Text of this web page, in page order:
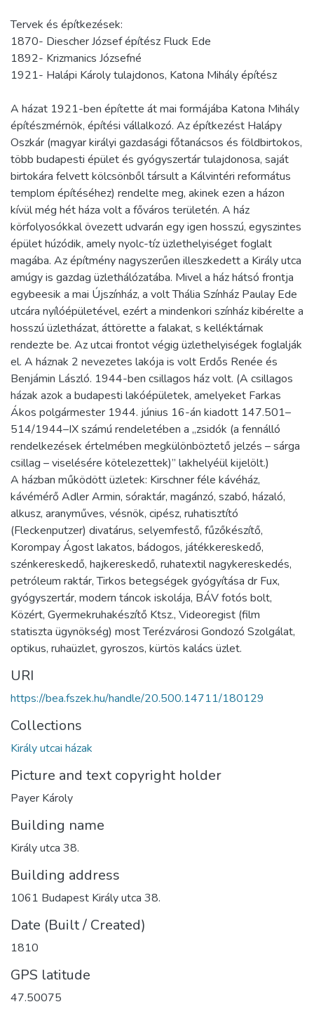
Tervek és építkezések:
1870- Diescher József építész Fluck Ede
1892- Krizmanics Józsefné
1921- Halápi Károly tulajdonos, Katona Mihály építész
A házat 1921-ben építette át mai formájába Katona Mihály
építészmérnök, építési vállalkozó. Az építkezést Halápy
Oszkár (magyar királyi gazdasági főtanácsos és földbirtokos,
több budapesti épület és gyógyszertár tulajdonosa, saját
birtokára felvett kölcsönből társult a Kálvintéri református
templom építéséhez) rendelte meg, akinek ezen a házon
kívül még hét háza volt a főváros területén. A ház
körfolyosókkal övezett udvarán egy igen hosszú, egyszintes
épület húzódik, amely nyolc-tíz üzlethelyiséget foglalt
magába. Az építmény nagyszerűen illeszkedett a Király utca
amúgy is gazdag üzlethálózatába. Mivel a ház hátsó frontja
egybeesik a mai Újszínház, a volt Thália Színház Paulay Ede
utcára nyílóépületével, ezért a mindenkori színház kibérelte a
hosszú üzletházat, áttörette a falakat, s kelléktárnak
rendezte be. Az utcai frontot végig üzlethelyiségek foglalják
el. A háznak 2 nevezetes lakója is volt Erdős Renée és
Benjámin László. 1944-ben csillagos ház volt. (A csillagos
házak azok a budapesti lakóépületek, amelyeket Farkas
Ákos polgármester 1944. június 16-án kiadott 147.501–
514/1944–IX számú rendeletében a „zsidók (a fennálló
rendelkezések értelmében megkülönböztető jelzés – sárga
csillag – viselésére kötelezettek)” lakhelyéül kijelölt.)
A házban működött üzletek: Kirschner féle kávéház,
kávémérő Adler Armin, sóraktár, magánzó, szabó, házaló,
alkusz, aranyműves, vésnök, cipész, ruhatisztító
(Fleckenputzer) divatárus, selyemfestő, fűzőkészítő,
Korompay Ágost lakatos, bádogos, játékkereskedő,
szénkereskedő, hajkereskedő, ruhatextil nagykereskedés,
petróleum raktár, Tirkos betegségek gyógyítása dr Fux,
gyógyszertár, modern táncok iskolája, BÁV fotós bolt,
Közért, Gyermekruhakészítő Ktsz., Videoregist (film
statiszta ügynökség) most Terézvárosi Gondozó Szolgálat,
optikus, ruhaüzlet, gyroszos, kürtös kalács üzlet.
URI
https://bea.fszek.hu/handle/20.500.14711/180129
Collections
Király utcai házak
Picture and text copyright holder
Payer Károly
Building name
Király utca 38.
Building address
1061 Budapest Király utca 38.
Date (Built / Created)
1810
GPS latitude
47.50075